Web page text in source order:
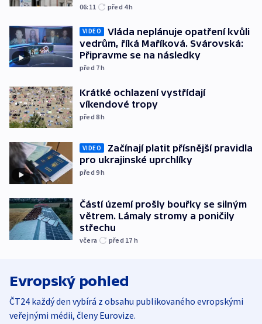
06:11 před 4h
VIDEO
Vláda neplánuje opatření kvůli
vedrům, říká Maříková. Svárovská:
Připravme se na následky
před 7h
Krátké ochlazení vystřídají
víkendové tropy
před 8h
VIDEO
Začínají platit přísnější pravidla
pro ukrajinské uprchlíky
před 9h
Částí území prošly bouřky se silným
větrem. Lámaly stromy a poničily
střechu
včera před 17 h
Evropský pohled
ČT24 každý den vybírá z obsahu publikovaného evropskými
veřejnými médii, členy Eurovize.